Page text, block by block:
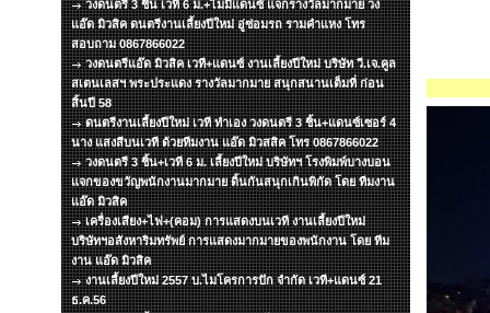
วงดนตรี 3 ชิ้น เวที 6 ม.+ไมมีแดนซ์ แจกรางวัลมากมาย วง
แอ๊ด มิวสิค ดนตรีงานเลี้ยงปีใหม่ อู่ซ่อมรถ รามคำแหง โทร
สอบถาม 0867866022
วงดนตรีแอ๊ด มิวสิค เวที+แดนซ์ งานเลี้ยงปีใหม่ บริษัท วี.เจ.คูล
สเตนเลสฯ พระประแดง รางวัลมากมาย สนุกสนานเต็มที่ ก่อน
สิ้นปี 58
ดนตรีงานเลี้ยงปีใหม่ เวที ทำเอง วงดนตรี 3 ชิ้น+แดนซ์เซอร์ 4
นาง แสงสีบนเวที ด้วยทีมงาน แอ๊ด มิวสสิค โทร 0867866022
วงดนตรี 3 ชิ้น+เวที 6 ม. เลี้ยงปีใหม่ บริษัทฯ โรงพิมพ์บางบอน
แจกของขวัญพนักงานมากมาย ดิ้นกันสนุกเกินพิกัด โดย ทีมงาน
แอ๊ด มิวสิค
เครื่องเสียง+ไฟ+(คอม) การแสดงบนเวที งานเลี้ยงปีใหม่
บริษัทฯอสังหาริมทรัพย์ การแสดงมากมายของพนักงาน โดย ทีม
งาน แอ๊ด มิวสิค
งานเลี้ยงปีใหม่ 2557 บ.ไมโครการปัก จำกัด เวที+แดนซ์ 21
ธ.ค.56